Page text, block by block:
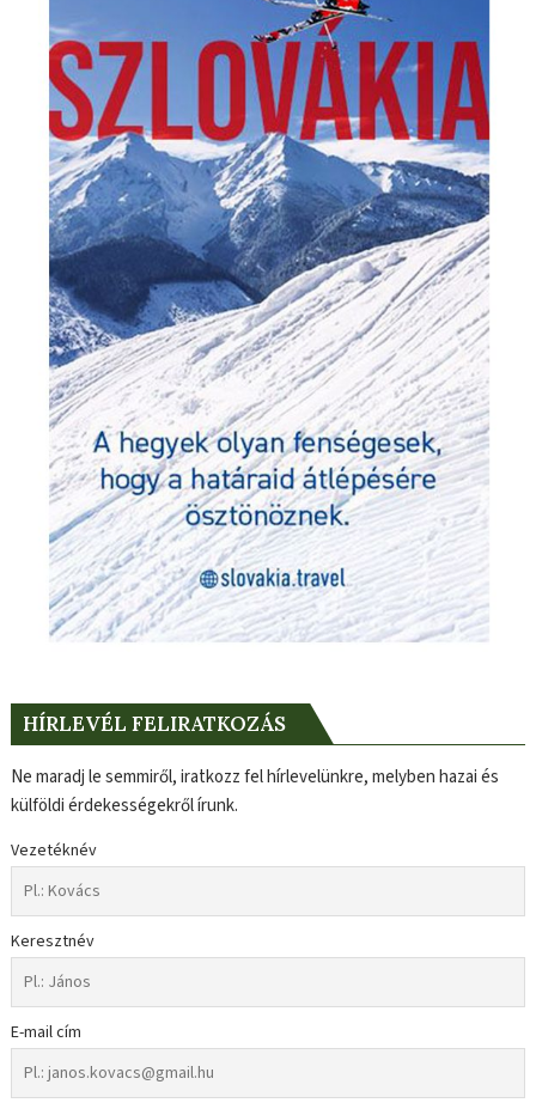
HÍRLEVÉL FELIRATKOZÁS
Ne maradj le semmiről, iratkozz fel hírlevelünkre, melyben hazai és
külföldi érdekességekről írunk.
Vezetéknév
Keresztnév
E-mail cím